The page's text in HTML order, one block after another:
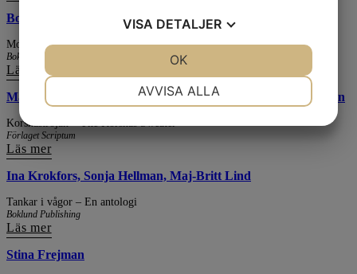
Bo Haglund
Molnsymfonin
Boklund Publishing
Läs mer
Marketta Luutonen. Anna-Maija Bäckman, Gunnar Bäckman
Korsnäströjan – The Korsnäs Sweater
Förlaget Scriptum
Läs mer
Ina Krokfors, Sonja Hellman, Maj-Britt Lind
Tankar i vågor – En antologi
Boklund Publishing
Läs mer
Stina Frejman
VISA DETALJER
MARKNADSFÖRING
AVVISA ALLA
OK